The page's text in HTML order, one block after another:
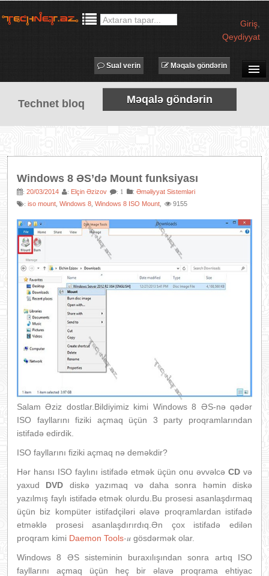
Giriş
Qeydiyyat
SUAL-CAVAB
TECHNET TV
MƏQALƏLƏR
PROQRAMLAR
AVADANLIQLAR
IT LÜĞƏT
XƏBƏRLƏR
Məqalə göndərin
Sual verin
Technet bloq Məqalə göndərin
Windows 8 ƏS’də Mount funksiyası
: 20/03/2014 : Elçin Əzizov : 1 : Əməliyyat Sistemləri
: iso mount Windows 8 Windows 8 ISO Mount 9155
Salam Əziz dostlar.Bildiyimiz kimi Windows 8 ƏS-nə qədər
ISO fayllarını fiziki açmaq üçün 3 party proqramlarından
istifadə edirdik.
ISO fayllarını fiziki açmaq nə deməkdir?
Hər hansı ISO faylını istifadə etmək üçün onu əvvəlcə CD və
yaxud DVD diskə yazımaq və daha sonra həmin diskə
yazılmış faylı istifadə etmək olurdu.Bu prosesi asanlaşdırmaq
üçün biz kompüter istifadçiləri əlavə proqramlardan istifadə
etməklə prosesi asanlaşdırırdıq.Ən çox istifadə edilən
proqram kimi Daemon Tools-u gösdərmək olar.
Windows 8 ƏS sisteminin buraxılışından sonra artıq ISO
fayllarını açmaq üçün heç bir əlavə proqrama ehtiyac